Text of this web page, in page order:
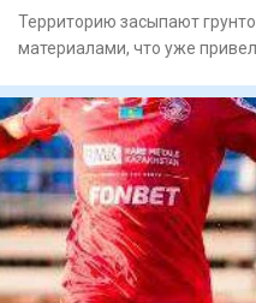
Территорию засыпают
материалами, что уже